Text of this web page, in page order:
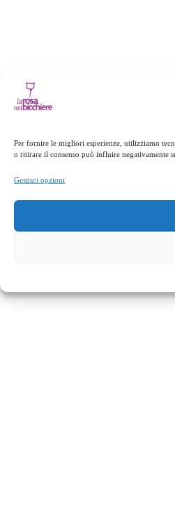
Per fornire le migliori esperienze, utilizziamo
o ritirare il consenso può influire negativamente
Gestisci opzioni